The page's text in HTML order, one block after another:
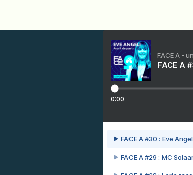
FACE A -
FACE A
0:00
FACE A #30 : Eve
FACE A #29 : MC